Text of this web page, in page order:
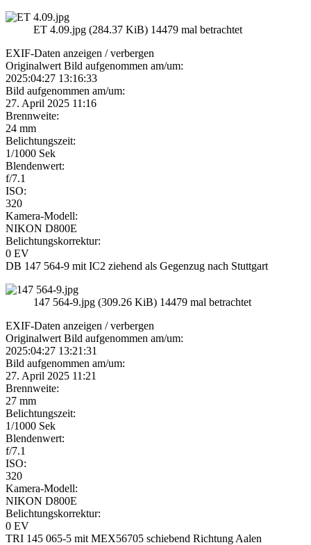
ET 4.09.jpg (284.37 KiB) 14479 mal betrachtet
EXIF-Daten anzeigen / verbergen
Originalwert Bild aufgenommen am/um:
2025:04:27 13:16:33
Bild aufgenommen am/um:
27. April 2025 11:16
Brennweite:
24 mm
Belichtungszeit:
1/1000 Sek
Blendenwert:
f/7.1
ISO:
320
Kamera-Modell:
NIKON D800E
Belichtungskorrektur:
0 EV
DB 147 564-9 mit IC2 ziehend als Gegenzug nach Stuttgart
147 564-9.jpg (309.26 KiB) 14479 mal betrachtet
EXIF-Daten anzeigen / verbergen
Originalwert Bild aufgenommen am/um:
2025:04:27 13:21:31
Bild aufgenommen am/um:
27. April 2025 11:21
Brennweite:
27 mm
Belichtungszeit:
1/1000 Sek
Blendenwert:
f/7.1
ISO:
320
Kamera-Modell:
NIKON D800E
Belichtungskorrektur:
0 EV
TRI 145 065-5 mit MEX56705 schiebend Richtung Aalen